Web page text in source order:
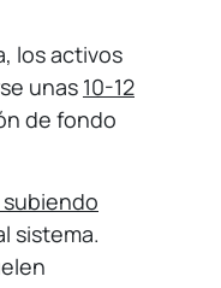
los activos
unas 10-12
de fondo
sistema.